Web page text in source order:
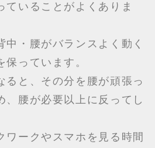
ていることがよくありま
中・腰がバランスよく動く
保っています。
ると、その分を腰が頑張っ
、腰が必要以上に反ってし
ワークやスマホを見る時間